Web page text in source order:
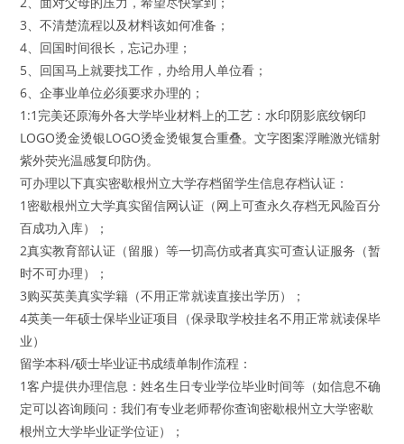
3、不清楚流程以及材料该如何准备；
4、回国时间很长，忘记办理；
5、回国马上就要找工作，办给用人单位看；
6、企事业单位必须要求办理的；
1:1完美还原海外各大学毕业材料上的工艺：水印阴影底纹钢印
LOGO烫金烫银LOGO烫金烫银复合重叠。文字图案浮雕激光镭射
紫外荧光温感复印防伪。
可办理以下真实密歇根州立大学存档留学生信息存档认证：
1密歇根州立大学真实留信网认证（网上可查永久存档无风险百分
百成功入库）；
2真实教育部认证（留服）等一切高仿或者真实可查认证服务（暂
时不可办理）；
3购买英美真实学籍（不用正常就读直接出学历）；
4英美一年硕士保毕业证项目（保录取学校挂名不用正常就读保毕
业）
留学本科/硕士毕业证书成绩单制作流程：
1客户提供办理信息：姓名生日专业学位毕业时间等（如信息不确
定可以咨询顾问：我们有专业老师帮你查询密歇根州立大学密歇
根州立大学毕业证学位证）；